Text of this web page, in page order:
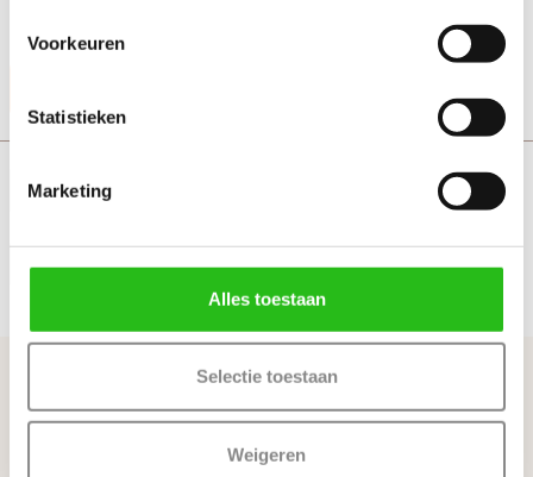
Voorkeuren
Statistieken
Marketing
Alles toestaan
Selectie toestaan
Weigeren
Meer Kozijnen Deurbeslag
Scharnieren Sloten
Handig om te weten
Opdekdeuren opmeten
Stompe deur heeft geen draairichting